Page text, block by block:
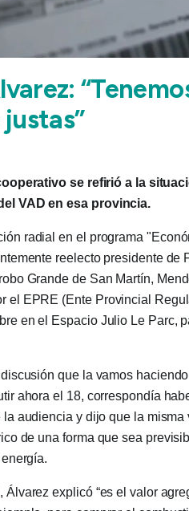
se refirió a la
VAD en esa provincia.
radial en el programa
reelecto presidente de
Grande de San Martín,
el EPRE (Ente Provincial
en el Espacio Julio Le Parc,
discusión que la vamos
ahora el 18, correspondía
audiencia y dijo que la
de una forma que sea
Álvarez explicó “es el valor